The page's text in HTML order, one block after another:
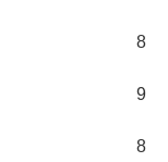
8
9
8